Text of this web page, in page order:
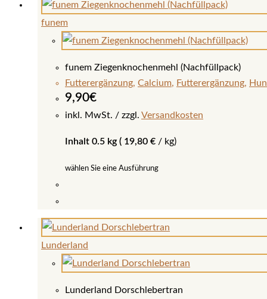
weist
mehrere
Varianten
Die
Optionen
können
der
funem
funem Ziegenknochenmehl (Nachfüllpack)
Futterergänzung, Calcium, Futterergänzung,
9,90€
inkl. MwSt. zzgl. Versandkosten
Inhalt 0.5 kg ( 19,80 € / kg)
wählen Sie eine Ausführung
Produkt
weist
mehrere
Varianten
Lunderland
Lunderland Dorschlebertran